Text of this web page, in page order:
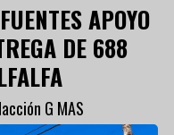
APOYO
DE 688
G MAS